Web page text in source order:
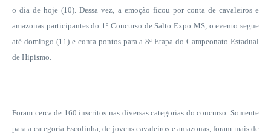
o dia de hoje (10). Dessa vez, a emoção ficou por conta de cavaleiros e
amazonas participantes do 1º Concurso de Salto Expo MS, o evento segue
até domingo (11) e conta pontos para a 8ª Etapa do Campeonato Estadual
de Hipismo.
Foram cerca de 160 inscritos nas diversas categorias do concurso. Somente
para a categoria Escolinha, de jovens cavaleiros e amazonas, foram mais de